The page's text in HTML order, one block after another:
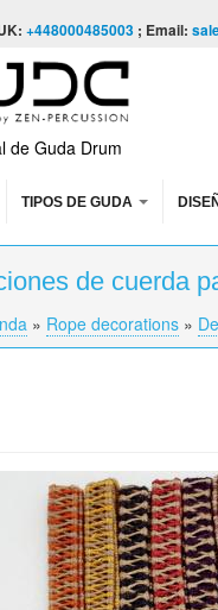
+448000485003 ; Email:
de Guda Drum
TIPOS DE GUDA
de cuerda
» Rope decorations »